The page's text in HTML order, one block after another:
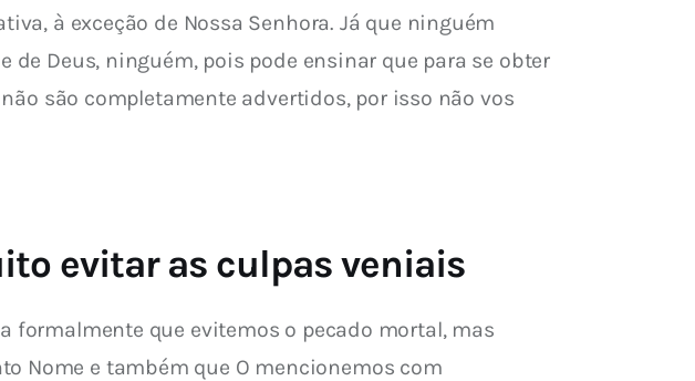
à exceção de Nossa Senhora. Já que ninguém
Deus, ninguém, pois pode ensinar que para se obter
são completamente advertidos, por isso não vos
evitar as culpas veniais
formalmente que evitemos o pecado mortal, mas
Nome e também que O mencionemos com